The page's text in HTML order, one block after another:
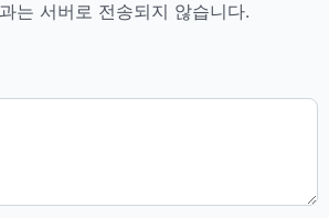
는 서버로 전송되지 않습니다.